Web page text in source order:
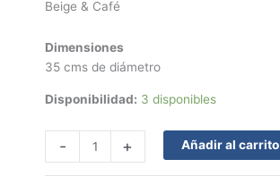
Beige & Café
Dimensiones
35 cms de diámetro
Disponibilidad: 3 disponibles
- + Añadir al carrito